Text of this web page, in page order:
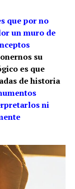
que por no
un muro de
su
es que
de historia
ni